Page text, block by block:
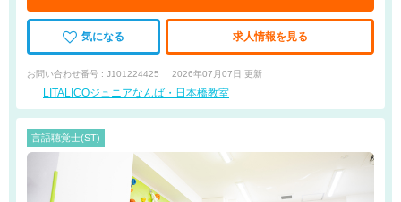
気になる 求人情報を見る
お問い合わせ番号 : J101224425 2026年07月07日 更新
LITALICOジュニアなんば・日本橋教室
言語聴覚士(ST)